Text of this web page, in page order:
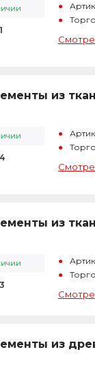
из
из
из